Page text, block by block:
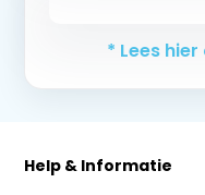
* Lees
Help & Informatie